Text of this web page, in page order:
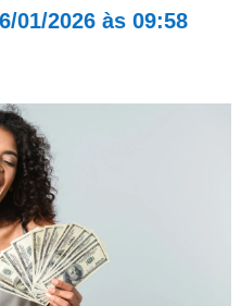
01/2026 às 09:58